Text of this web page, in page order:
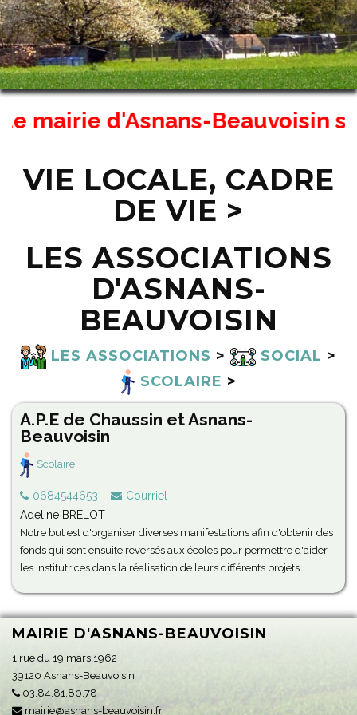
d'Asnans-Beauvoisin
VIE LOCALE, CADRE
DE VIE >
LES ASSOCIATIONS
D'ASNANS-
BEAUVOISIN
LES ASSOCIATIONS > SOCIAL >
SCOLAIRE >
A.P.E de Chaussin et Asnans-
Beauvoisin
Scolaire
0684544653
Courriel
Adeline BRELOT
Notre but est d'organiser diverses manifestations afin d'obtenir des
fonds qui sont ensuite reversés aux écoles pour permettre d'aider
les institutrices dans la réalisation de leurs différents projets
MAIRIE D'ASNANS-BEAUVOISIN
1 rue du 19 mars 1962
39120 Asnans-Beauvoisin
03.84.81.80.78
mairie@asnans-beauvoisin.fr